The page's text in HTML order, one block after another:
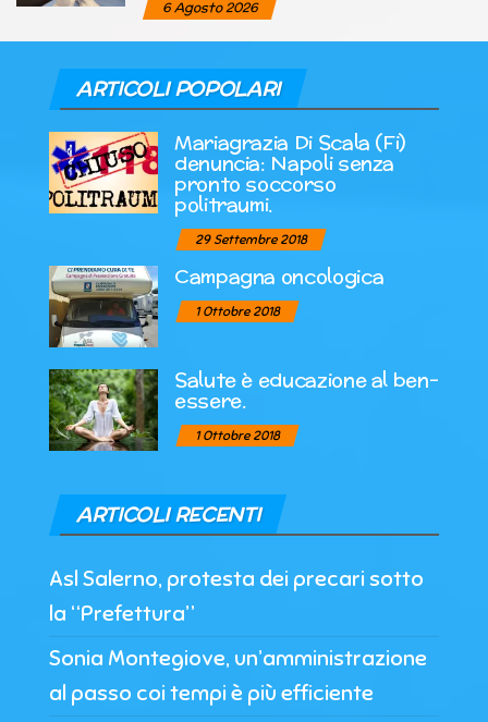
6 Agosto 2026
ARTICOLI POPOLARI
Mariagrazia Di Scala (Fi)
denuncia: Napoli senza
pronto soccorso
politraumi.
29 Settembre 2018
Campagna oncologica
1 Ottobre 2018
Salute è educazione al ben-
essere.
1 Ottobre 2018
ARTICOLI RECENTI
Asl Salerno, protesta dei precari sotto
la “Prefettura”
Sonia Montegiove, un’amministrazione
al passo coi tempi è più efficiente